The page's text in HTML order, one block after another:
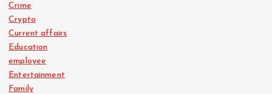
Crime
Crypto
Current affairs
Education
employee
Entertainment
Family